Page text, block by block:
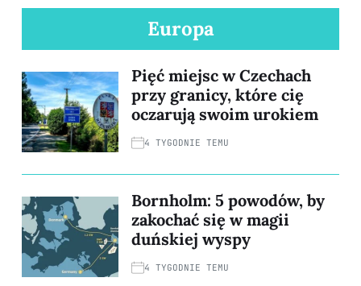
Europa
Pięć miejsc w Czechach
przy granicy, które cię
oczarują swoim urokiem
4 TYGODNIE TEMU
Bornholm: 5 powodów, by
zakochać się w magii
duńskiej wyspy
4 TYGODNIE TEMU